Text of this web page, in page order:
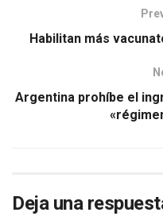
Habilitan más
Argentina prohíbe el
Deja una